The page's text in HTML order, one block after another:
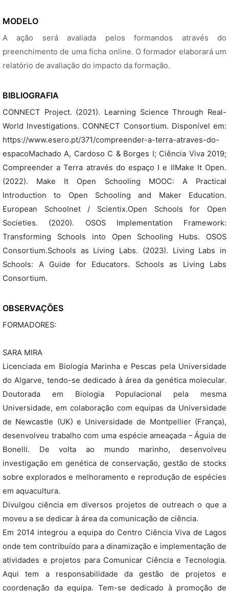
MODELO
A ação será avaliada pelos formandos através do
preenchimento de uma ficha online. O formador elaborará um
relatório de avaliação do impacto da formação.
BIBLIOGRAFIA
CONNECT Project. (2021). Learning Science Through Real-
World Investigations. CONNECT Consortium. Disponível em:
https://www.esero.pt/371/compreender-a-terra-atraves-do-
espacoMachado A, Cardoso C & Borges I; Ciência Viva 2019;
Compreender a Terra através do espaço I e IIMake It Open.
(2022). Make It Open Schooling MOOC: A Practical
Introduction to Open Schooling and Maker Education.
European Schoolnet / Scientix.Open Schools for Open
Societies. (2020). OSOS Implementation Framework:
Transforming Schools into Open Schooling Hubs. OSOS
Consortium.Schools as Living Labs. (2023). Living Labs in
Schools: A Guide for Educators. Schools as Living Labs
Consortium.
OBSERVAÇÕES
FORMADORES:
SARA MIRA
Licenciada em Biologia Marinha e Pescas pela Universidade
do Algarve, tendo-se dedicado à área da genética molecular.
Doutorada em Biologia Populacional pela mesma
Universidade, em colaboração com equipas da Universidade
de Newcastle (UK) e Universidade de Montpellier (França),
desenvolveu trabalho com uma espécie ameaçada – Águia de
Bonelli. De volta ao mundo marinho, desenvolveu
investigação em genética de conservação, gestão de stocks
sobre explorados e melhoramento e reprodução de espécies
em aquacultura.
Divulgou ciência em diversos projetos de outreach o que a
moveu a se dedicar à área da comunicação de ciência.
Em 2014 integrou a equipa do Centro Ciência Viva de Lagos
onde tem contribuído para a dinamização e implementação de
atividades e projetos para Comunicar Ciência e Tecnologia.
Aqui tem a responsabilidade da gestão de projetos e
coordenação da equipa. Tem-se dedicado à promoção de